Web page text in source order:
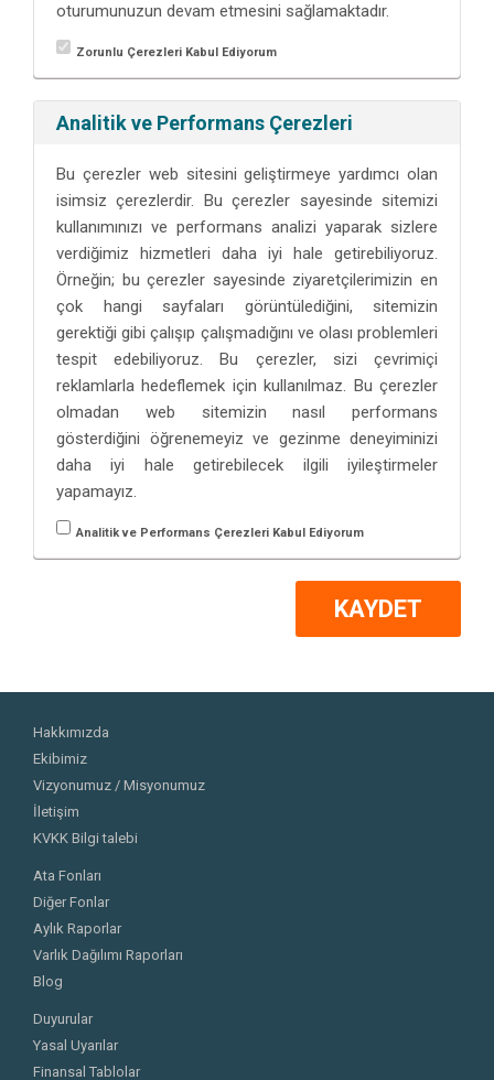
oturumunuzun devam etmesini sağlamaktadır.
Zorunlu Çerezleri Kabul Ediyorum
Analitik ve Performans Çerezleri
Bu çerezler web sitesini geliştirmeye yardımcı olan
isimsiz çerezlerdir. Bu çerezler sayesinde sitemizi
kullanımınızı ve performans analizi yaparak sizlere
verdiğimiz hizmetleri daha iyi hale getirebiliyoruz.
Örneğin; bu çerezler sayesinde ziyaretçilerimizin en
çok hangi sayfaları görüntülediğini, sitemizin
gerektiği gibi çalışıp çalışmadığını ve olası problemleri
tespit edebiliyoruz. Bu çerezler, sizi çevrimiçi
reklamlarla hedeflemek için kullanılmaz. Bu çerezler
olmadan web sitemizin nasıl performans
gösterdiğini öğrenemeyiz ve gezinme deneyiminizi
daha iyi hale getirebilecek ilgili iyileştirmeler
yapamayız.
Analitik ve Performans Çerezleri Kabul Ediyorum
KAYDET
Hakkımızda
Ekibimiz
Vizyonumuz / Misyonumuz
İletişim
KVKK Bilgi talebi
Ata Fonları
Diğer Fonlar
Aylık Raporlar
Varlık Dağılımı Raporları
Blog
Duyurular
Yasal Uyarılar
Finansal Tablolar